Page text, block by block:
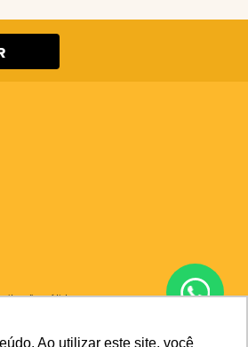
Ao utilizar este site, você
site são válidos apenas para
sites de buscas. Em caso de